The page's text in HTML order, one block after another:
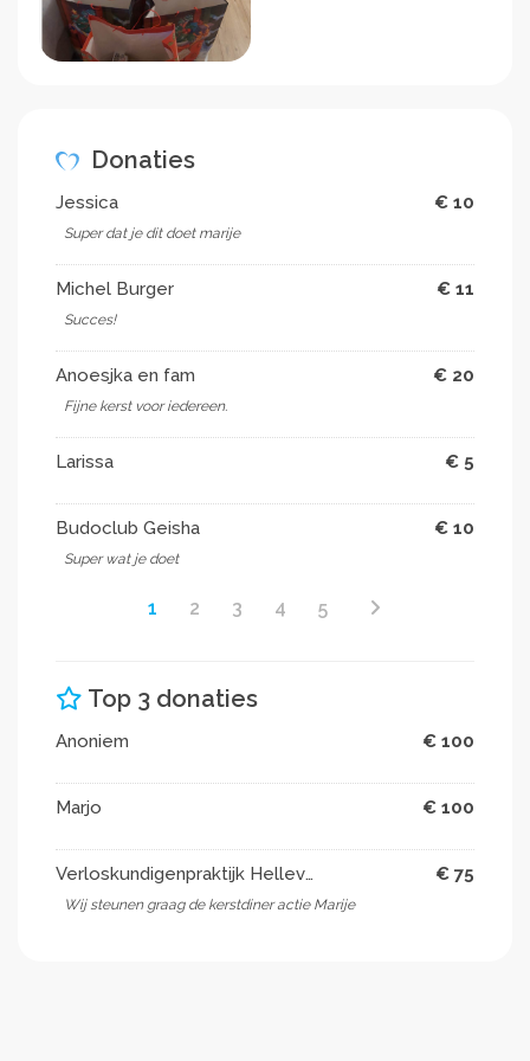
Donaties
Jessica € 10
Super dat je dit doet marije
Michel Burger € 11
Succes!
Anoesjka en fam € 20
Fijne kerst voor iedereen.
Larissa € 5
Budoclub Geisha € 10
Super wat je doet
1 2 3 4 5
Top 3 donaties
Anoniem € 100
Marjo € 100
Verloskundigenpraktijk Hellevoetsluis € 75
Wij steunen graag de kerstdiner actie Marije